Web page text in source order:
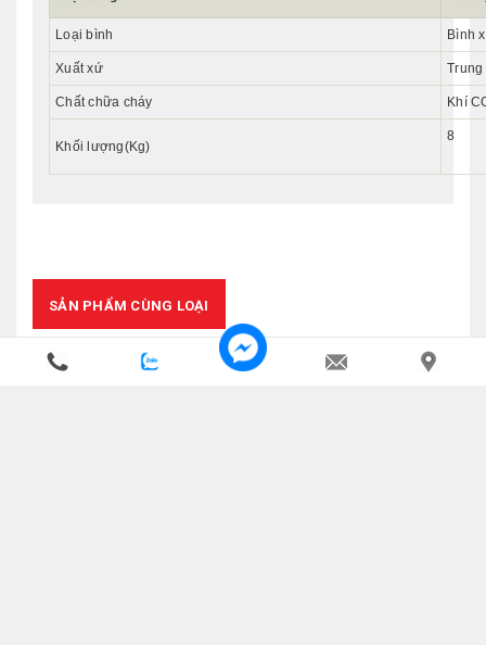
Loại bình Bình
Xuất xứ Trung
Chất chữa cháy Khí
Khối lượng(Kg)
8
SẢN PHẨM CÙNG LOẠI